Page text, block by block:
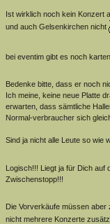
Ist wirklich noch kein Konzert
und auch Gelsenkirchen nicht
bei eventim gibt es noch
Bedenke bitte, dass er noch
Ich meine, keine neue Platte
erwarten, dass sämtliche
Normal-verbraucher sich
Sind ja nicht alle Leute so wie
Logisch!!! Liegt ja für Dich auf
Zwischenstopp!!!
Die Vorverkäufe müssen
nicht mehrere Konzerte